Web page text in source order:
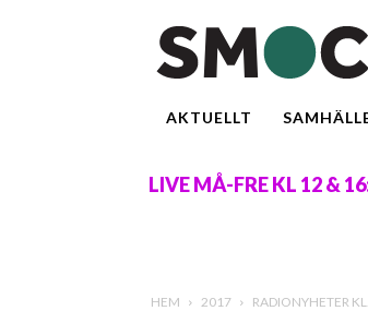
AKTUELLT
LIVE MÅ-FRE KL 12 &
HEM 2017 RADIONYHETER